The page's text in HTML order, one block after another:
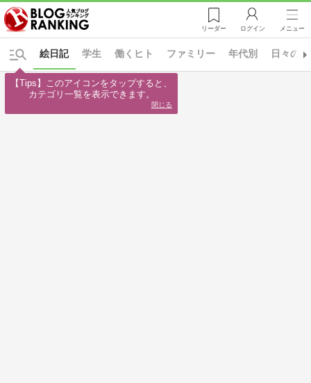
リーダー ログイン メニュー
学生 働くヒト ファミリー 年代別 日々の
絵日記
【Tips】このアイコンをタップすると、
カテゴリ一覧を表示できます。
閉じる